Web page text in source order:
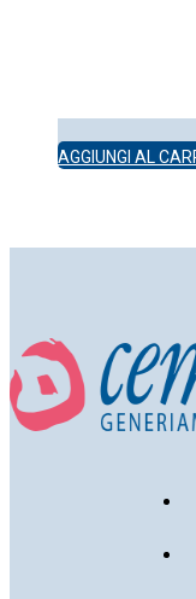
AGGIUNGI AL